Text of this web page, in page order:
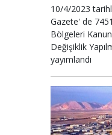
10/4/2023
Gazete' de
Bölgeleri
Değişiklik
yayımlandı